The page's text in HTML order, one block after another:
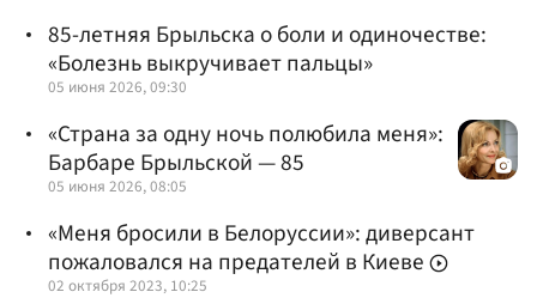
85-летняя Брыльска о боли и одиночестве:
«Болезнь выкручивает пальцы»
05 июня 2026, 09:30
«Страна за одну ночь полюбила меня»:
Барбаре Брыльской — 85
05 июня 2026, 08:05
«Меня бросили в Белоруссии»: диверсант
пожаловался на предателей в Киеве
02 октября 2023, 10:25